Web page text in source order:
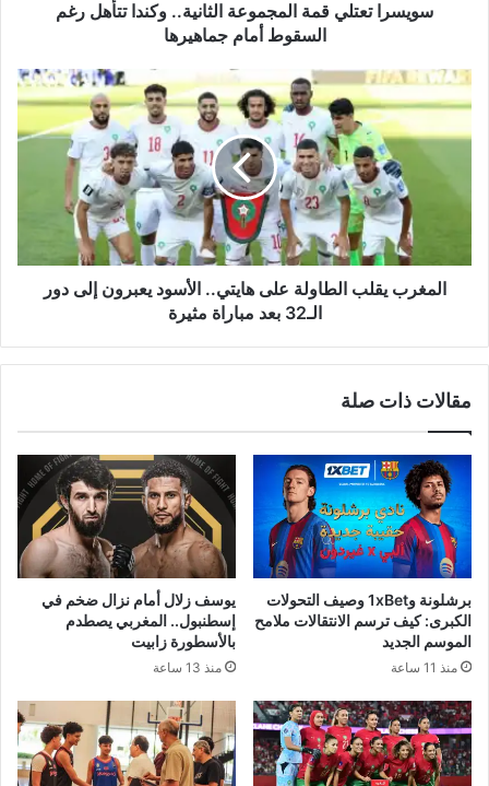
سويسرا تعتلي قمة المجموعة الثانية.. وكندا تتأهل رغم
السقوط أمام جماهيرها
المغرب
يقلب
هايتي..
الأسود
دور
الـ32المغرب يقلب الطاولة على هايتي.. الأسود يعبرون إلى دور
الـ32 بعد مباراة مثيرة
مقالات ذات صلة
برشلونة و1xBet وصيف التحولات
الكبرى: كيف ترسم الانتقالات ملامح
الموسم الجديد
منذ 11 ساعة
يوسف زلال أمام نزال ضخم في
إسطنبول.. المغربي يصطدم
بالأسطورة زابيت
منذ 13 ساعة